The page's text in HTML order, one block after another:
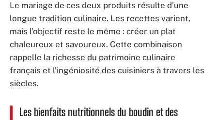
Le mariage de ces deux produits résulte d’une
longue tradition culinaire. Les recettes varient,
mais l’objectif reste le même : créer un plat
chaleureux et savoureux. Cette combinaison
rappelle la richesse du patrimoine culinaire
français et l’ingéniosité des cuisiniers à travers les
siècles.
Les bienfaits nutritionnels du boudin et des